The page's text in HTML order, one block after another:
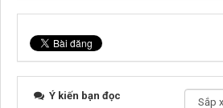
Ý kiến bạn đọc